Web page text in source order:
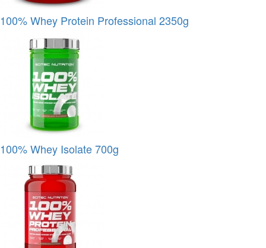
100% Whey Protein Professional 2350g
100% Whey Isolate 700g